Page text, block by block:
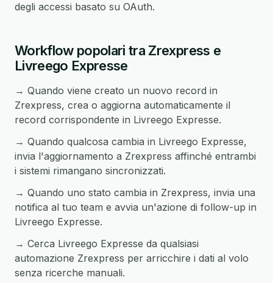
degli accessi basato su OAuth.
Workflow popolari tra Zrexpress e
Livreego Expresse
→ Quando viene creato un nuovo record in
Zrexpress, crea o aggiorna automaticamente il
record corrispondente in Livreego Expresse.
→ Quando qualcosa cambia in Livreego Expresse,
invia l'aggiornamento a Zrexpress affinché entrambi
i sistemi rimangano sincronizzati.
→ Quando uno stato cambia in Zrexpress, invia una
notifica al tuo team e avvia un'azione di follow-up in
Livreego Expresse.
→ Cerca Livreego Expresse da qualsiasi
automazione Zrexpress per arricchire i dati al volo
senza ricerche manuali.